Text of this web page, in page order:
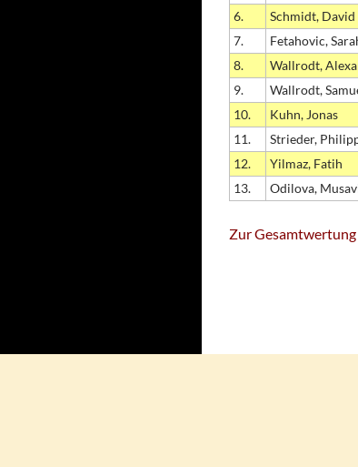
6.
Schmidt, David
7.
Fetahovic,
8.
Wallrodt,
9.
Wallrodt,
10.
Kuhn, Jonas
11.
Strieder,
12.
Yilmaz, Fatih
13.
Odilova,
Zur Gesamtwertung